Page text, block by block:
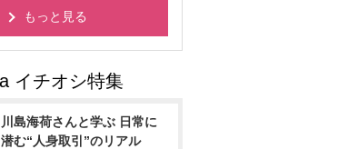
もっと見る
川島海荷さんと学ぶ 日常に
潜む“人身取引”のリアル